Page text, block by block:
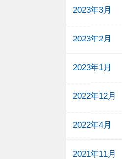
2023年3月
2023年2月
2023年1月
2022年12月
2022年4月
2021年11月